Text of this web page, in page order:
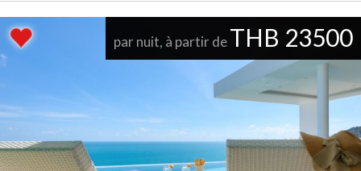
par nuit, à partir deTHB 23500